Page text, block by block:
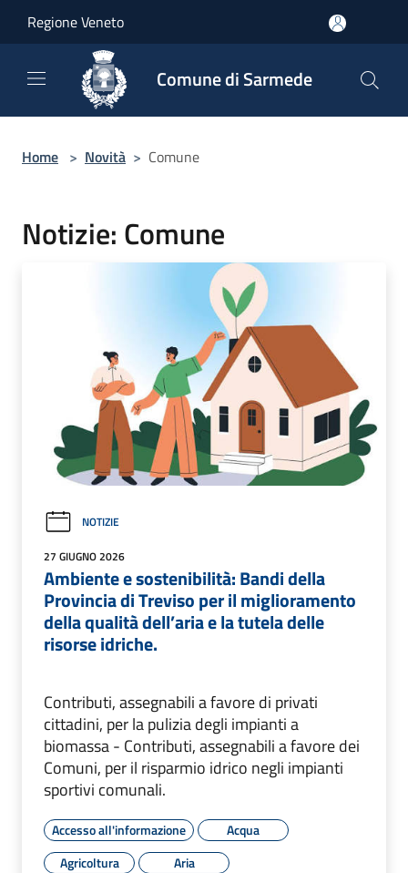
Regione Veneto
Comune di Sarmede
Home > Novità > Comune
Notizie: Comune
NOTIZIE
27 GIUGNO 2026
Ambiente e sostenibilità: Bandi della
Provincia di Treviso per il miglioramento
della qualità dell’aria e la tutela delle
risorse idriche.
Contributi, assegnabili a favore di privati
cittadini, per la pulizia degli impianti a
biomassa - Contributi, assegnabili a favore dei
Comuni, per il risparmio idrico negli impianti
sportivi comunali.
Accesso all'informazione
Acqua
Agricoltura
Aria